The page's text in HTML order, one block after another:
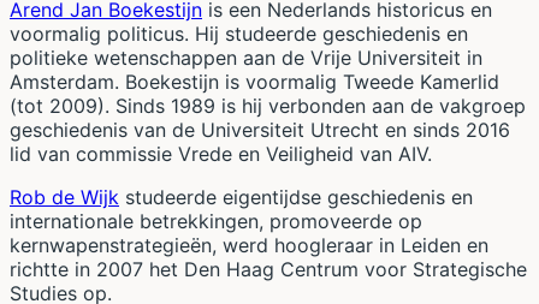
Arend Jan Boekestijn is een Nederlands historicus en
voormalig politicus. Hij studeerde geschiedenis en
politieke wetenschappen aan de Vrije Universiteit in
Amsterdam. Boekestijn is voormalig Tweede Kamerlid
(tot 2009). Sinds 1989 is hij verbonden aan de vakgroep
geschiedenis van de Universiteit Utrecht en sinds 2016
lid van commissie Vrede en Veiligheid van AIV.
Rob de Wijk studeerde eigentijdse geschiedenis en
internationale betrekkingen, promoveerde op
kernwapenstrategieën, werd hoogleraar in Leiden en
richtte in 2007 het Den Haag Centrum voor Strategische
Studies op.